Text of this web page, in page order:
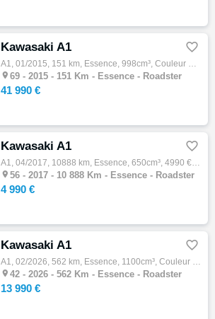
Kawasaki A1 
A1, 01/2015, 151 km, Essence, 998cm³, Couleur noir, 41990 € Equipements : disponible chez k69 nord dardilly ABS,Anti-patinage,Indicateur de…
 69 - 2015 - 151 Km - Essence - Roadster
41 990 €
Kawasaki A1 
A1, 04/2017, 10888 km, Essence, 650cm³, 4990 € Equipements : KAWASAKI Z650 Entretien fait pour la vente Historique d'entretien Selle confor…
 56 - 2017 - 10 888 Km - Essence - Roadster
4 990 €
Kawasaki A1 
A1, 02/2026, 562 km, Essence, 1100cm³, Couleur vert, 13990 € Equipements : Disponible IMMEDIATEMENT chez MOTO 42 votre concession KAWASAKI …
 42 - 2026 - 562 Km - Essence - Roadster
13 990 €